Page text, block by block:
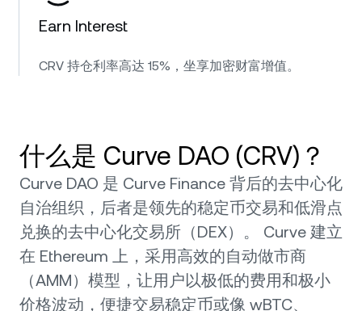
Earn Interest
CRV 持仓利率高达 15%，坐享加密财富增值。
什么是 Curve DAO (CRV)？
Curve DAO 是 Curve Finance 背后的去中心化
自治组织，后者是领先的稳定币交易和低滑点
兑换的去中心化交易所（DEX）。 Curve 建立
在 Ethereum 上，采用高效的自动做市商
（AMM）模型，让用户以极低的费用和极小
价格波动，便捷交易稳定币或像 wBTC、